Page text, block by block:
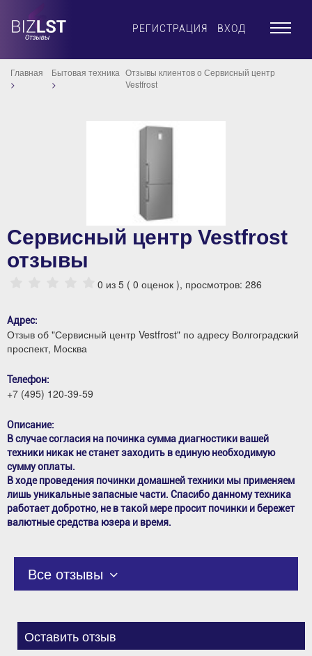
РЕГИСТРАЦИЯ ВХОД ×
Главная Бытовая техника Отзывы клиентов о Сервисный центр
Vestfrost
Сервисный центр Vestfrost
отзывы
0 из 5 ( 0 оценок ), просмотров: 286
Адрес:
Отзыв об "Сервисный центр Vestfrost" по адресу Волгоградский
проспект, Москва
Телефон:
+7 (495) 120-39-59
Описание:
В случае согласия на починка сумма диагностики вашей
техники никак не станет заходить в единую необходимую
сумму оплаты.
В ходе проведения починки домашней техники мы применяем
лишь уникальные запасные части. Спасибо данному техника
работает добротно, не в такой мере просит починки и бережет
валютные средства юзера и время.
Все отзывы
Оставить отзыв